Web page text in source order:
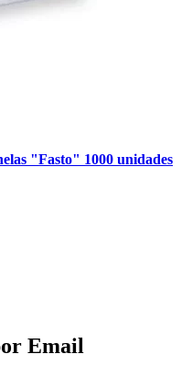
"Fasto" 1000 unidades
Email